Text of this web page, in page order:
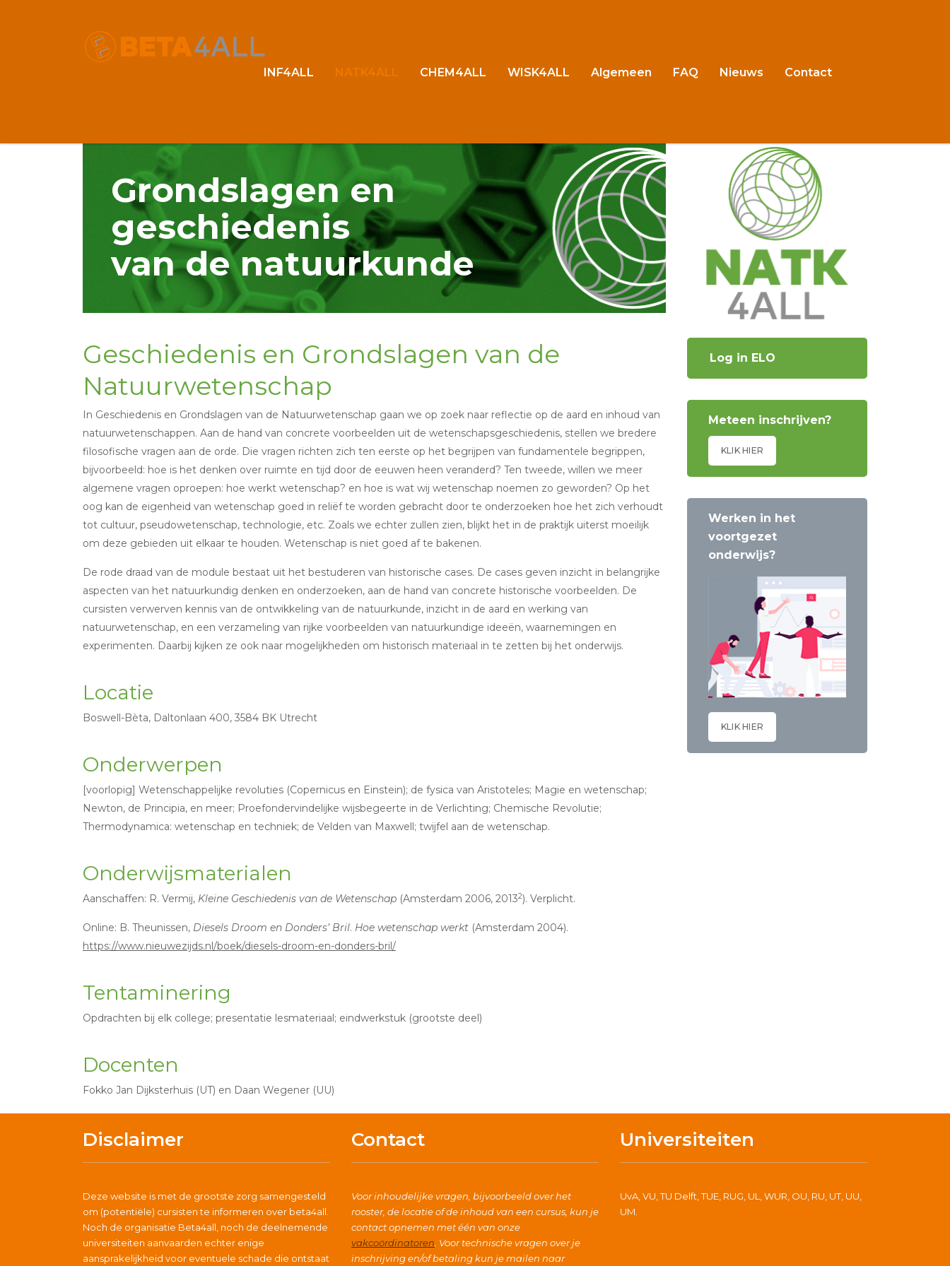
INF4ALL NATK4ALL CHEM4ALL WISK4ALL Algemeen FAQ Nieuws Contact
Grondslagen en
geschiedenis
van de natuurkunde
Geschiedenis en Grondslagen van de
Natuurwetenschap
In Geschiedenis en Grondslagen van de Natuurwetenschap gaan we op zoek naar reflectie op de aard en inhoud van
natuurwetenschappen. Aan de hand van concrete voorbeelden uit de wetenschapsgeschiedenis, stellen we bredere
filosofische vragen aan de orde. Die vragen richten zich ten eerste op het begrijpen van fundamentele begrippen,
bijvoorbeeld: hoe is het denken over ruimte en tijd door de eeuwen heen veranderd? Ten tweede, willen we meer
algemene vragen oproepen: hoe werkt wetenschap? en hoe is wat wij wetenschap noemen zo geworden? Op het
oog kan de eigenheid van wetenschap goed in reliëf te worden gebracht door te onderzoeken hoe het zich verhoudt
tot cultuur, pseudowetenschap, technologie, etc. Zoals we echter zullen zien, blijkt het in de praktijk uiterst moeilijk
om deze gebieden uit elkaar te houden. Wetenschap is niet goed af te bakenen.
De rode draad van de module bestaat uit het bestuderen van historische cases. De cases geven inzicht in belangrijke
aspecten van het natuurkundig denken en onderzoeken, aan de hand van concrete historische voorbeelden. De
cursisten verwerven kennis van de ontwikkeling van de natuurkunde, inzicht in de aard en werking van
natuurwetenschap, en een verzameling van rijke voorbeelden van natuurkundige ideeën, waarnemingen en
experimenten. Daarbij kijken ze ook naar mogelijkheden om historisch materiaal in te zetten bij het onderwijs.
Locatie
Boswell-Bèta, Daltonlaan 400, 3584 BK Utrecht
Onderwerpen
[voorlopig] Wetenschappelijke revoluties (Copernicus en Einstein); de fysica van Aristoteles; Magie en wetenschap;
Newton, de Principia, en meer; Proefondervindelijke wijsbegeerte in de Verlichting; Chemische Revolutie;
Thermodynamica: wetenschap en techniek; de Velden van Maxwell; twijfel aan de wetenschap.
Onderwijsmaterialen
Aanschaffen: R. Vermij, Kleine Geschiedenis van de Wetenschap (Amsterdam 2006, 20132). Verplicht.
Online: B. Theunissen, Diesels Droom en Donders’ Bril. Hoe wetenschap werkt (Amsterdam 2004).
https://www.nieuwezijds.nl/boek/diesels-droom-en-donders-bril/
Tentaminering
Opdrachten bij elk college; presentatie lesmateriaal; eindwerkstuk (grootste deel)
Docenten
Fokko Jan Dijksterhuis (UT) en Daan Wegener (UU)
Log in ELO
Meteen inschrijven?
KLIK HIER
Werken in het
voortgezet
onderwijs?
KLIK HIER
Disclaimer
Deze website is met de grootste zorg samengesteld
om (potentiële) cursisten te informeren over beta4all.
Noch de organisatie Beta4all, noch de deelnemende
universiteiten aanvaarden echter enige
aansprakelijkheid voor eventuele schade die ontstaat
Contact
Voor inhoudelijke vragen, bijvoorbeeld over het
rooster, de locatie of de inhoud van een cursus, kun je
contact opnemen met één van onze
vakcoördinatoren . Voor technische vragen over je
inschrijving en/of betaling kun je mailen naar
Universiteiten
UvA, VU, TU Delft, TUE, RUG, UL, WUR, OU, RU, UT, UU,
UM.